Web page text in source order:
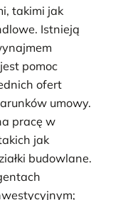
takimi jak
Istnieją
pomoc
ofert
umowy.
pracę w
jak
budowlane.